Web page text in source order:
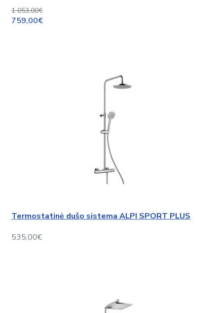
1 053,00€
759,00€
Termostatinė dušo sistema ALPI SPORT PLUS
535,00€